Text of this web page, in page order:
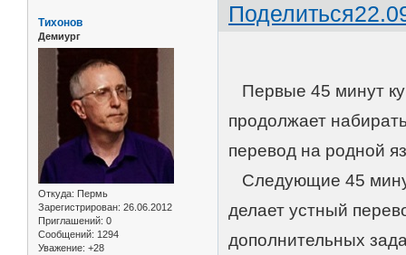
Поделиться
Тихонов
Демиург
Откуда: Пермь
Зарегистрирован: 26.06.2012
Приглашений: 0
Сообщений: 1294
Уважение: +28
Первые 45 минут
продолжает
перевод на родной
Следующие 45
делает устный
дополнительных